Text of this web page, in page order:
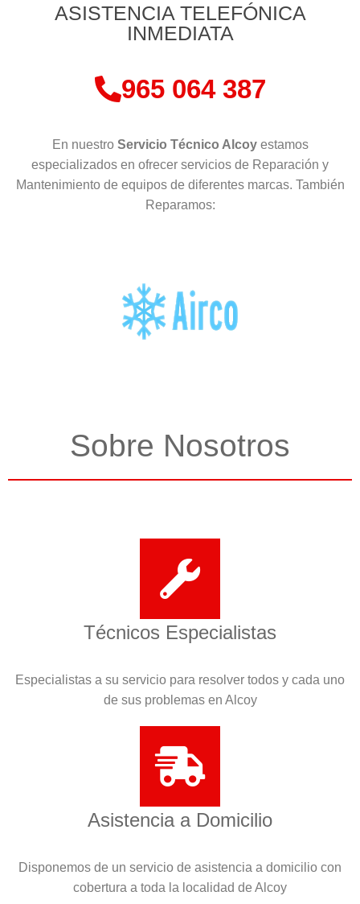
ASISTENCIA TELEFÓNICA
INMEDIATA
965 064 387
En nuestro Servicio Técnico Alcoy estamos
especializados en ofrecer servicios de Reparación y
Mantenimiento de equipos de diferentes marcas. También
Reparamos:
Sobre Nosotros
Técnicos Especialistas
Especialistas a su servicio para resolver todos y cada uno
de sus problemas en Alcoy
Asistencia a Domicilio
Disponemos de un servicio de asistencia a domicilio con
cobertura a toda la localidad de Alcoy